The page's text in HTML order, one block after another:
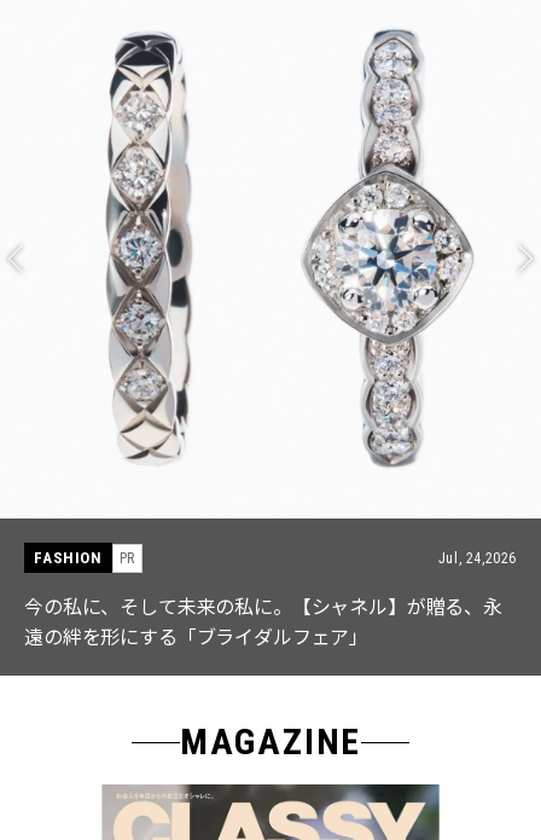
FASHION PR Jul, 15,2026
【ICB】人気インフルエンサーと共同制作! 週5で着たく
なる「名品ブラウス」２選
MAGAZINE